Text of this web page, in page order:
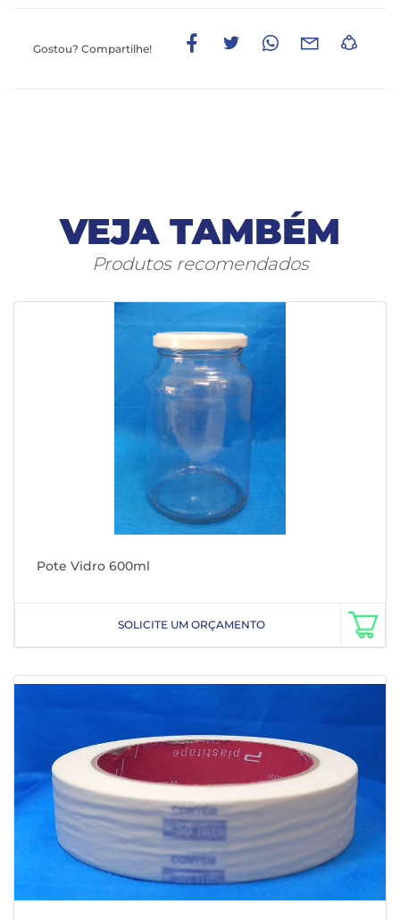
Gostou? Compartilhe!
VEJA TAMBÉM
Produtos recomendados
Pote Vidro 600ml
SOLICITE UM ORÇAMENTO